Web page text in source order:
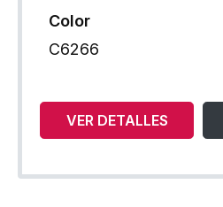
Color
C6266
VER DETALLES